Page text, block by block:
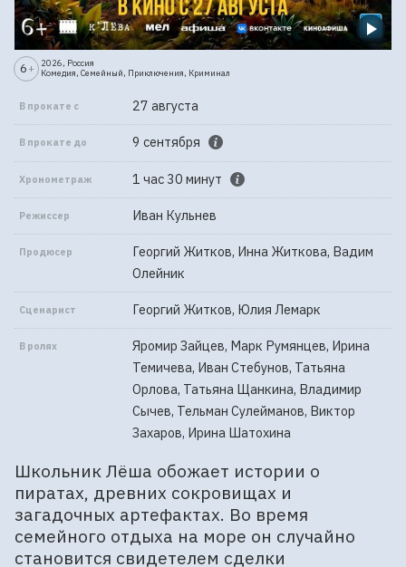
6 +
2026, Россия
Комедия, Семейный, Приключения, Криминал
В прокате с 27 августа
В прокате до 9 сентября
Хронометраж 1 час 30 минут
Режиссер Иван Кульнев
Продюсер
Георгий Житков, Инна Житкова, Вадим
Олейник
Сценарист Георгий Житков, Юлия Лемарк
В ролях
Яромир Зайцев, Марк Румянцев, Ирина
Темичева, Иван Стебунов, Татьяна
Орлова, Татьяна Щанкина, Владимир
Сычев, Тельман Сулейманов, Виктор
Захаров, Ирина Шатохина
Школьник Лёша обожает истории о
пиратах, древних сокровищах и
загадочных артефактах. Во время
семейного отдыха на море он случайно
становится свидетелем сделки